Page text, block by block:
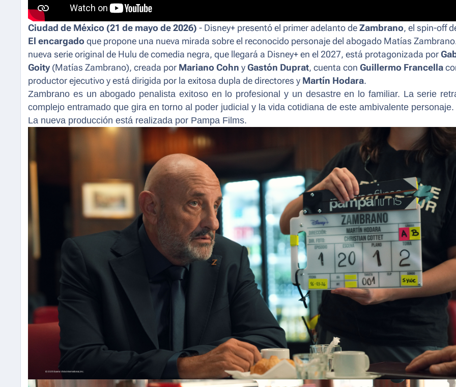
Ciudad de México (21 de mayo de 2026) - Disney+ presentó el primer adelanto de Zambrano, el spin-off
El encargado que propone una nueva mirada sobre el reconocido personaje del abogado Matías
nueva serie original de Hulu de comedia negra, que llegará a Disney+ en el 2027, está protagonizada por
Goity (Matías Zambrano), creada por Mariano Cohn y Gastón Duprat, cuenta con Guillermo Francella
productor ejecutivo y está dirigida por la exitosa dupla de directores y Martín Hodara.
Zambrano es un abogado penalista exitoso en lo profesional y un desastre en lo familiar. La serie
complejo entramado que gira en torno al poder judicial y la vida cotidiana de este ambivalente personaje.
La nueva producción está realizada por Pampa Films.